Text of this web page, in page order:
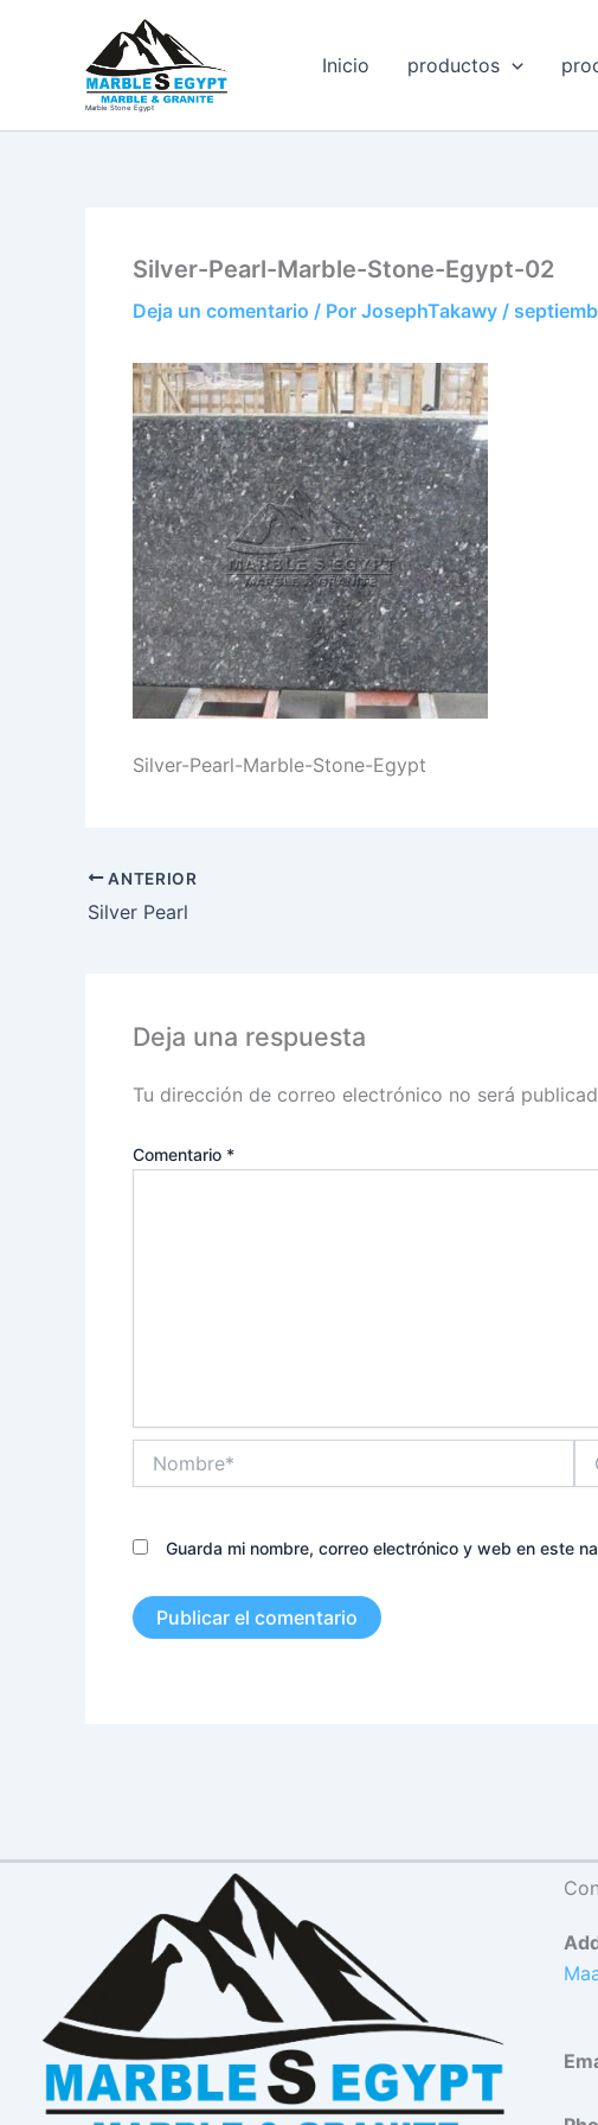
contenido
Marble Stone Egypt
Inicio productos
Silver-Pearl-Marble-Stone-Egypt-02
Deja un comentario / Por JosephTakawy /
Silver-Pearl-Marble-Stone-Egypt
ANTERIOR
Silver Pearl
Deja una respuesta
Tu dirección de correo electrónico no será
Comentario *
Guarda mi nombre, correo electrónico y web en este